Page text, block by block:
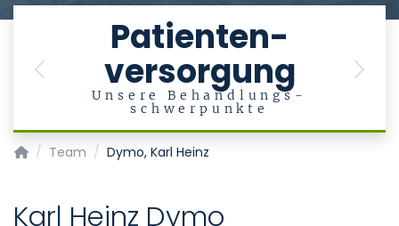
Patienten-
versorgung
Unsere Behandlungs-
schwerpunkte
Previous Next
Klinik für Psychiatrie, Psychotherapie und Psychosomatik
Team Dymo, Karl Heinz
Karl Heinz Dymo